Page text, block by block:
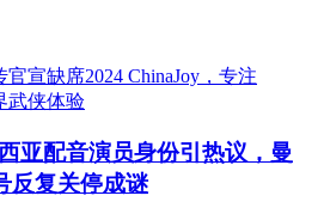
亚配音演员身份引热议，曼
反复关停成谜